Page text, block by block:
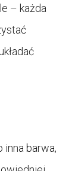
– każda
barwa,